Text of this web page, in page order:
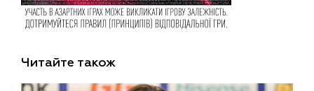
Читайте також